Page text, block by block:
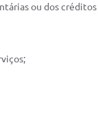
ou dos